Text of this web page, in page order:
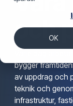
OK
Boka Vinnergi
Events
Boka oss som
och
bygger
av uppdrag och
teknik och
infrastruktur,